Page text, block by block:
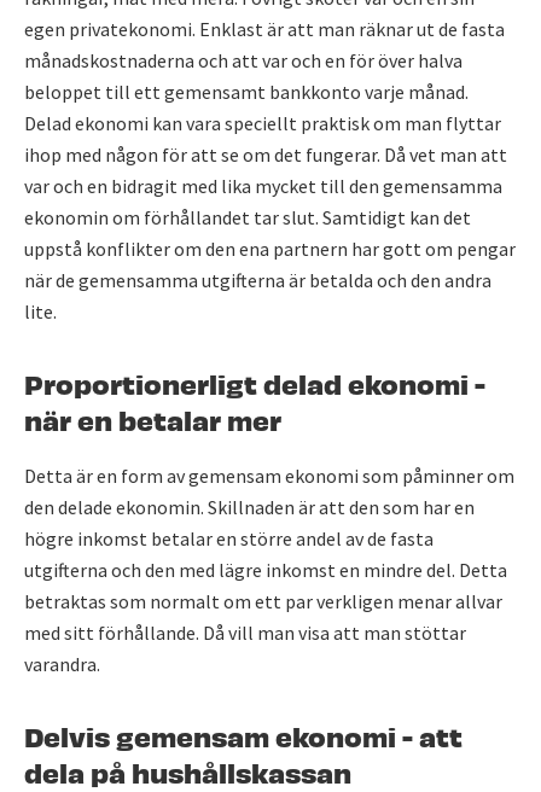
egen privatekonomi. Enklast är att man räknar ut de fasta
månadskostnaderna och att var och en för över halva
beloppet till ett gemensamt bankkonto varje månad.
Delad ekonomi kan vara speciellt praktisk om man flyttar
ihop med någon för att se om det fungerar. Då vet man att
var och en bidragit med lika mycket till den gemensamma
ekonomin om förhållandet tar slut. Samtidigt kan det
uppstå konflikter om den ena partnern har gott om pengar
när de gemensamma utgifterna är betalda och den andra
lite.
Proportionerligt delad ekonomi -
när en betalar mer
Detta är en form av gemensam ekonomi som påminner om
den delade ekonomin. Skillnaden är att den som har en
högre inkomst betalar en större andel av de fasta
utgifterna och den med lägre inkomst en mindre del. Detta
betraktas som normalt om ett par verkligen menar allvar
med sitt förhållande. Då vill man visa att man stöttar
varandra.
Delvis gemensam ekonomi - att
dela på hushållskassan